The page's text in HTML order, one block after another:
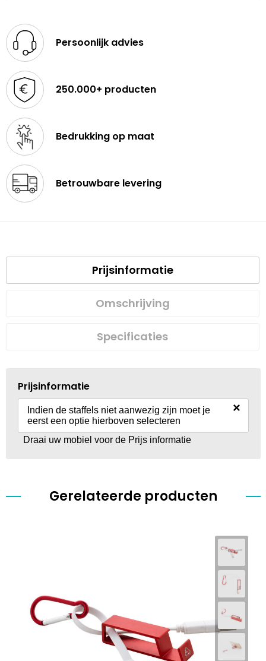
Persoonlijk advies
250.000+ producten
Bedrukking op maat
Betrouwbare levering
Prijsinformatie
Omschrijving
Specificaties
Prijsinformatie
Indien de staffels niet aanwezig zijn moet je
eerst een optie hierboven selecteren
×
Draai uw mobiel voor de Prijs informatie
Gerelateerde producten